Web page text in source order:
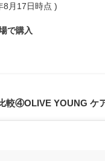
8月17日時点 )
で購入
較④OLIVE YOUNG ケ